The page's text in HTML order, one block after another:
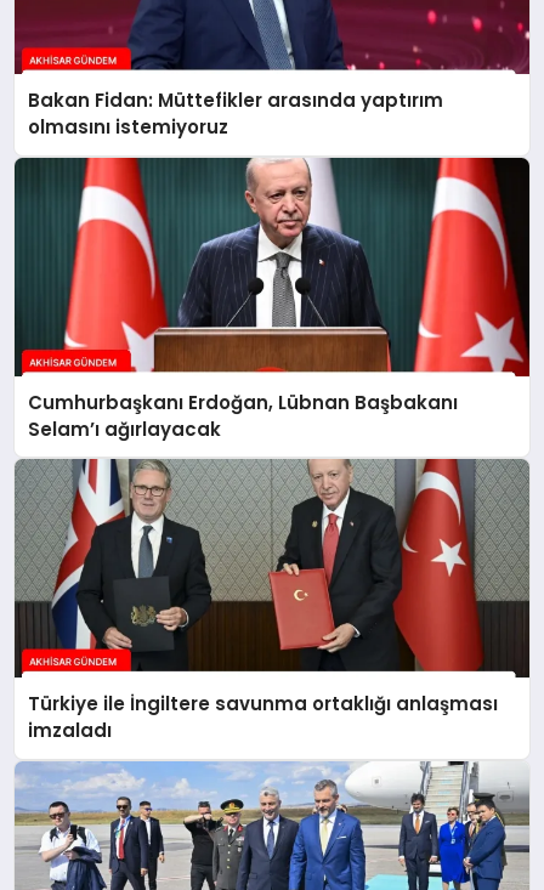
Bakan Fidan: Müttefikler arasında yaptırım
olmasını istemiyoruz
Cumhurbaşkanı Erdoğan, Lübnan Başbakanı
Selam’ı ağırlayacak
Türkiye ile İngiltere savunma ortaklığı anlaşması
imzaladı